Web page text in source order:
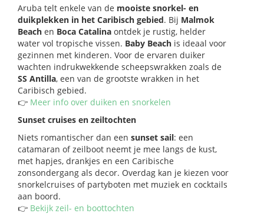
Aruba telt enkele van de mooiste snorkel- en
duikplekken in het Caribisch gebied. Bij Malmok
Beach en Boca Catalina ontdek je rustig, helder
water vol tropische vissen. Baby Beach is ideaal voor
gezinnen met kinderen. Voor de ervaren duiker
wachten indrukwekkende scheepswrakken zoals de
SS Antilla, een van de grootste wrakken in het
Caribisch gebied.
👉 Meer info over duiken en snorkelen
Sunset cruises en zeiltochten
Niets romantischer dan een sunset sail: een
catamaran of zeilboot neemt je mee langs de kust,
met hapjes, drankjes en een Caribische
zonsondergang als decor. Overdag kan je kiezen voor
snorkelcruises of partyboten met muziek en cocktails
aan boord.
👉 Bekijk zeil- en boottochten